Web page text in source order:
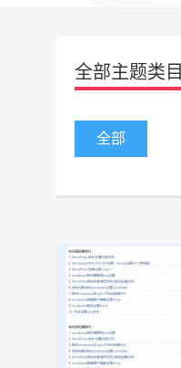
全部主题类目
全部